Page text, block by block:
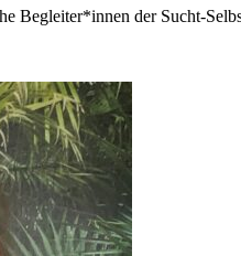
Begleiter*innen der Sucht-